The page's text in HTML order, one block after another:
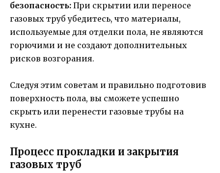
безопасность: При скрытии или переносе
газовых труб убедитесь, что материалы,
используемые для отделки пола, не являются
горючими и не создают дополнительных
рисков возгорания.
Следуя этим советам и правильно подготовив
поверхность пола, вы сможете успешно
скрыть или перенести газовые трубы на
кухне.
Процесс прокладки и закрытия
газовых труб